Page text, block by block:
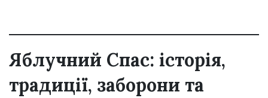
Яблучний Спас: історія,
традиції, заборони та